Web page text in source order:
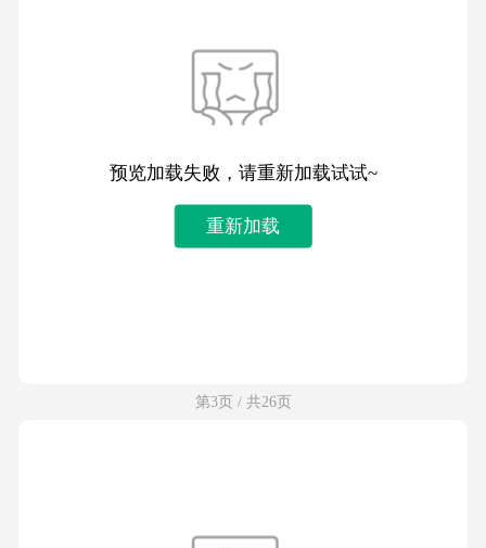
预览加载失败，请重新加载试试~
重新加载
第3页 / 共26页